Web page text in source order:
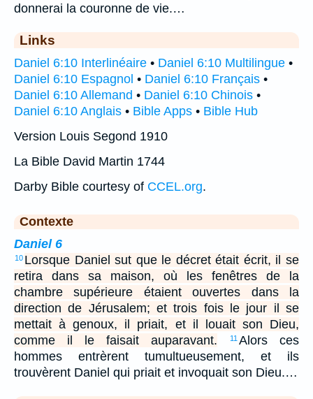
donnerai la couronne de vie.…
Links
Daniel 6:10 Interlinéaire • Daniel 6:10 Multilingue •
Daniel 6:10 Espagnol • Daniel 6:10 Français •
Daniel 6:10 Allemand • Daniel 6:10 Chinois •
Daniel 6:10 Anglais • Bible Apps • Bible Hub
Version Louis Segond 1910
La Bible David Martin 1744
Darby Bible courtesy of CCEL.org.
Contexte
Daniel 6
10 Lorsque Daniel sut que le décret était écrit, il se
retira dans sa maison, où les fenêtres de la
chambre supérieure étaient ouvertes dans la
direction de Jérusalem; et trois fois le jour il se
mettait à genoux, il priait, et il louait son Dieu,
comme il le faisait auparavant.
11 Alors ces
hommes entrèrent tumultueusement, et ils
trouvèrent Daniel qui priait et invoquait son Dieu.…